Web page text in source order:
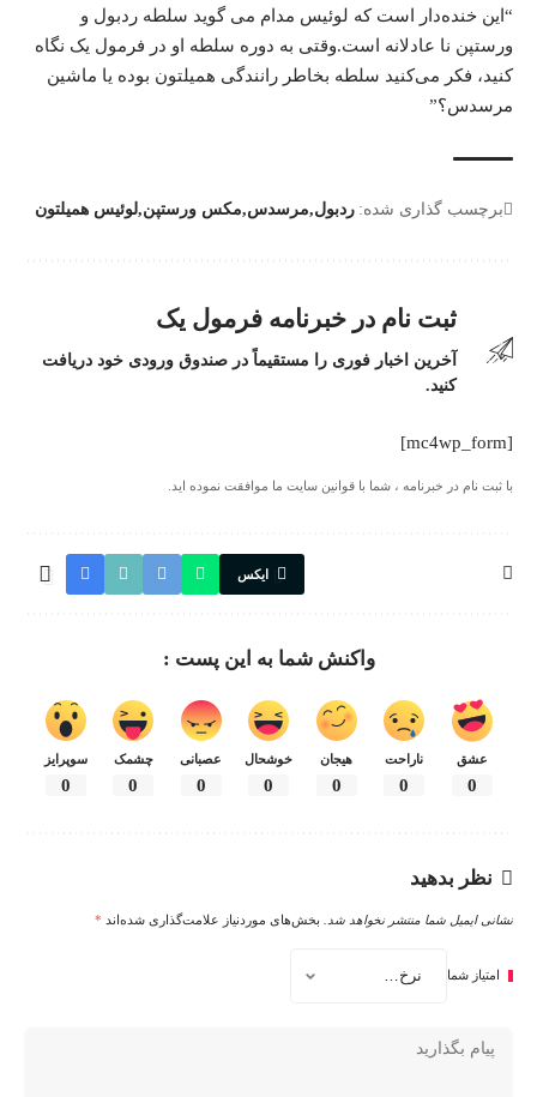
“این خنده‌دار است که لوئیس مدام می گوید سلطه ردبول و
ورستپن نا عادلانه است.وقتی به دوره سلطه او در فرمول یک نگاه
کنید، فکر می‌کنید سلطه بخاطر رانندگی همیلتون بوده یا ماشین
مرسدس؟”
برچسب گذاری شده: ردبول مرسدس مکس ورستپن لوئیس همیلتون
ثبت نام در خبرنامه فرمول یک
آخرین اخبار فوری را مستقیماً در صندوق ورودی خود دریافت
کنید.
[mc4wp_form]
با ثبت نام در خبرنامه ، شما با قوانین سایت ما موافقت نموده اید.
ایکس
واکنش شما به این پست :
عشق
0
ناراحت
0
هیجان
0
خوشحال
0
عصبانی
0
چشمک
0
سوپرایز
0
نظر بدهید
نشانی ایمیل شما منتشر نخواهد شد. بخش‌های موردنیاز علامت‌گذاری شده‌اند *
امتیاز شما